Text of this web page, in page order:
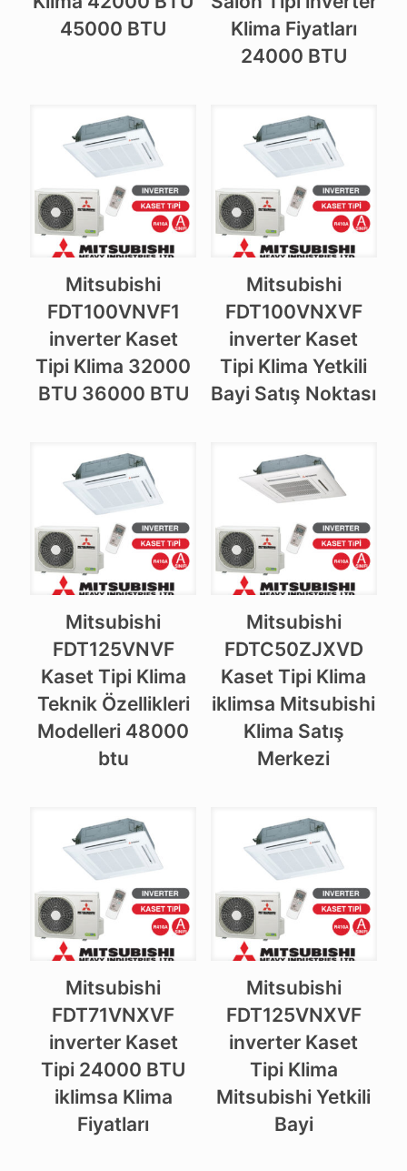
45000 BTU
Klima Fiyatları
24000 BTU
Mitsubishi
FDT100VNVF1
inverter Kaset
Tipi Klima 32000
BTU 36000 BTU
Mitsubishi
FDT100VNXVF
inverter Kaset
Tipi Klima Yetkili
Bayi Satış Noktası
Mitsubishi
FDT125VNVF
Kaset Tipi Klima
Teknik Özellikleri
Modelleri 48000
btu
Mitsubishi
FDTC50ZJXVD
Kaset Tipi Klima
iklimsa Mitsubishi
Klima Satış
Merkezi
Mitsubishi
FDT71VNXVF
inverter Kaset
Tipi 24000 BTU
iklimsa Klima
Fiyatları
Mitsubishi
FDT125VNXVF
inverter Kaset
Tipi Klima
Mitsubishi Yetkili
Bayi